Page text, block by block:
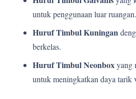
untuk penggunaan luar ruangan.
Huruf Timbul Kuningan
berkelas.
Huruf Timbul Neonboxyang
untuk meningkatkan daya tarik